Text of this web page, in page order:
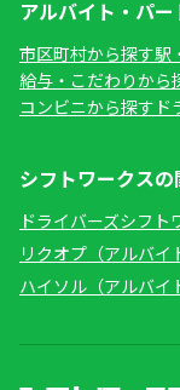
アルバイト・パ
市区町村から探す駅
給与・こだわりから
コンビニから探す ド
シフトワークスの
ドライバーズシフト
リクオプ（アルバイ
ハイソル（アルバイ